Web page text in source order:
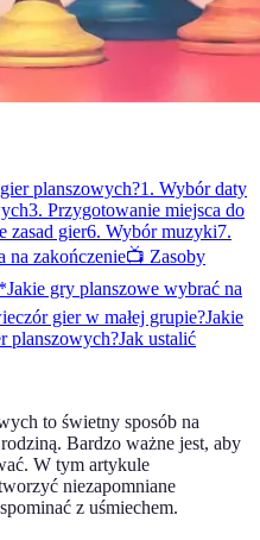
planszowych?1. Wybór daty
3. Przygotowanie miejsca do
zasad gier6. Wybór muzyki7.
na zakończenie📺 Zasoby
Jakie gry planszowe wybrać na
gier w małej grupie?Jakie
planszowych?Jak ustalić
to świetny sposób na
Bardzo ważne jest, aby
W tym artykule
niezapomniane
z uśmiechem.